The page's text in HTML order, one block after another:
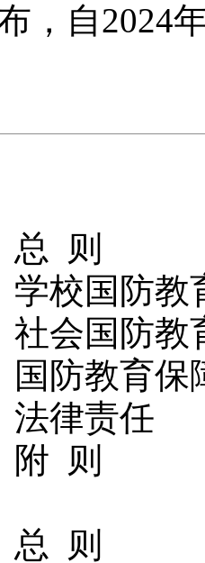
，自2024
则
校国防教
会国防教
防教育保
律责任
则
则